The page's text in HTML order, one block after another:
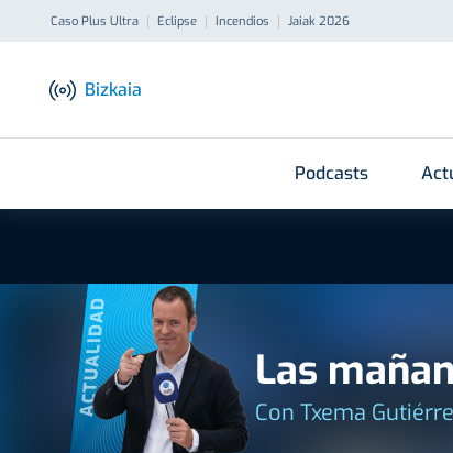
Caso Plus Ultra Eclipse Incendios Jaiak 2026
Bizkaia
Podcasts
ACTUALIDAD Las
Con Txema